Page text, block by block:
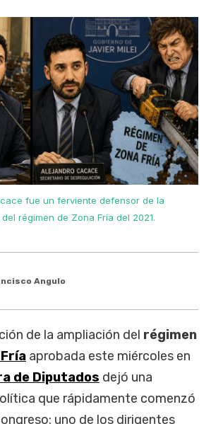
fue un ferviente defensor de la
régimen de Zona Fría del 2021.
Angulo
de la ampliación del régimen
aprobada este miércoles en
de Diputados dejó una
que rápidamente comenzó
uno de los dirigentes